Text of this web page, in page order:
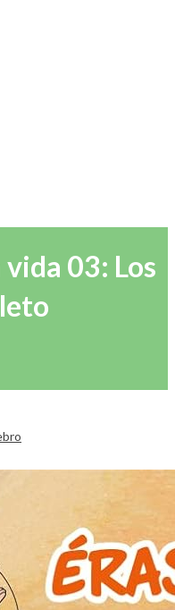
03: Los